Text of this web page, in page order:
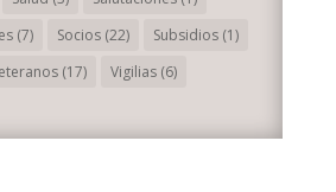
(7) Socios(22) Subsidios(1)
(17) Vigilias(6)